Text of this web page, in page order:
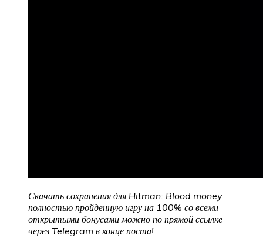
Скачать сохранения для Hitman: Blood money
полностью пройденную игру на 100% со всеми
открытыми бонусами можно по прямой ссылке
через Telegram в конце поста!